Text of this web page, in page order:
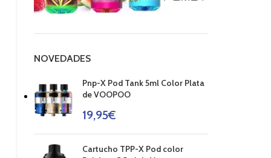
NOVEDADES
Pnp-X Pod Tank 5ml Color Plata
de VOOPOO
19,95€
Cartucho TPP-X Pod color